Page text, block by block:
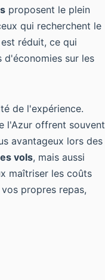
proposent le plein
qui recherchent le
réduit, ce qui
d'économies sur les
de l'expérience.
l'Azur offrent souvent
avantageux lors des
vols, mais aussi
maîtriser les coûts
propres repas,